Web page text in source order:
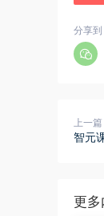
分享到
上一篇
智元
更多